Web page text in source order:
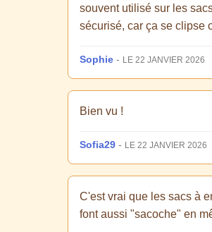
souvent utilisé sur les
sécurisé, car ça se clipse
Sophie - LE 22 JANVIER 2026
Bien vu !
Sofia29 - LE 22 JANVIER 2026
C'est vrai que les sacs à
font aussi "sacoche" en